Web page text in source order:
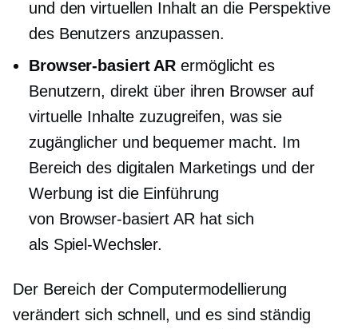
und den virtuellen Inhalt an die Perspektive
des Benutzers anzupassen.
Browser-basiertAR ermöglicht es
Benutzern, direkt über ihren Browser auf
virtuelle Inhalte zuzugreifen, was sie
zugänglicher und bequemer macht. Im
Bereich des digitalen Marketings und der
Werbung ist die Einführung
von Browser-basiert AR hat sich
als Spiel-Wechsler.
Der Bereich der Computermodellierung
verändert sich schnell, und es sind ständig